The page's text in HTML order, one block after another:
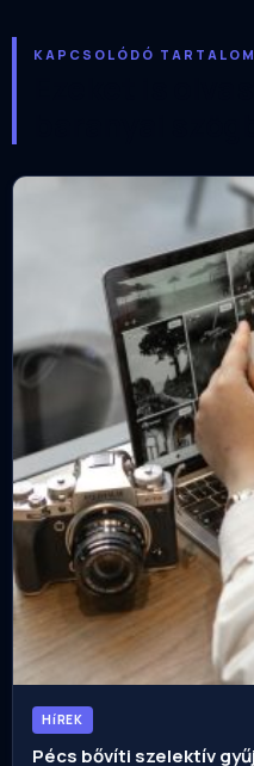
KAPCSOLÓDÓ TARTALOM
HíREK
Pécs bővíti szelektív